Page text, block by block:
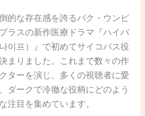
的な存在感を誇るパク・ウンビ
ラスの新作医療ドラマ『ハイパ
이프）』で初めてサイコパス役
まりました。これまで数々の作
ターを演じ、多くの視聴者に愛
ダークで冷徹な役柄にどのよう
注目を集めています。